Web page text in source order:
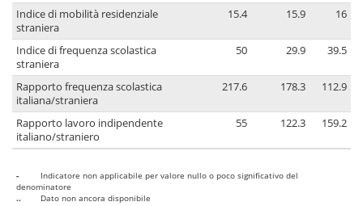
Indice di mobilità residenziale
straniera
15.4 15.9 16
Indice di frequenza scolastica
straniera
50 29.9 39.5
Rapporto frequenza scolastica
italiana/straniera
217.6 178.3 112.9
Rapporto lavoro indipendente
italiano/straniero
55 122.3 159.2
-
Indicatore non applicabile per valore nullo o poco significativo del
denominatore
..
Dato non ancora disponibile